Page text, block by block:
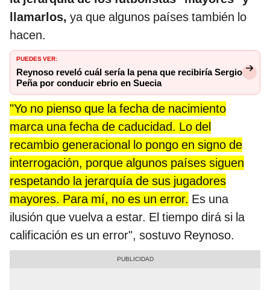
llamarlos, ya que algunos países también lo
hacen.
PUEDES VER:
Reynoso reveló cuál sería la pena que recibiría Sergio
Peña por conducir ebrio en Suecia
"Yo no pienso que la fecha de nacimiento
marca una fecha de caducidad. Lo del
recambio generacional lo pongo en signo de
interrogación, porque algunos países siguen
respetando la jerarquía de sus jugadores
mayores. Para mí, no es un error. Es una
ilusión que vuelva a estar. El tiempo dirá si la
calificación es un error", sostuvo Reynoso.